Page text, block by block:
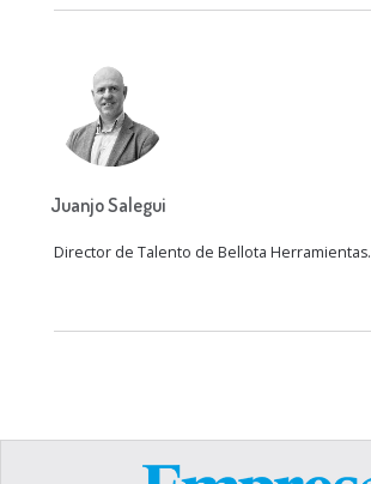
Juanjo Salegui
Director de Talento de Bellota Herramientas.